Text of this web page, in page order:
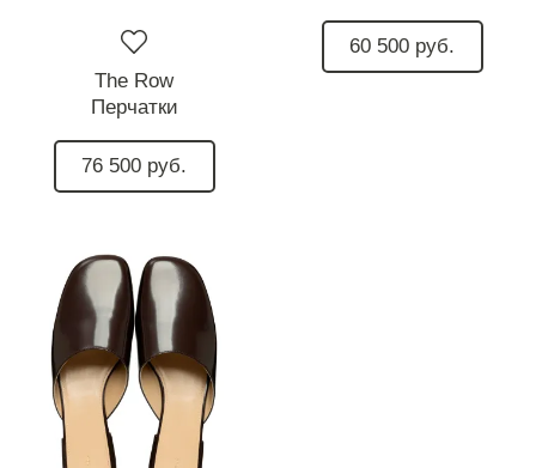
The Row
Перчатки
76 500 руб.
60 500 руб.